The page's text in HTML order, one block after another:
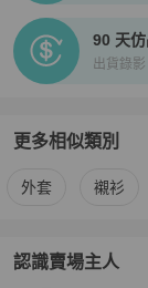
90 天
出貨錄
更多相似類別
更多 Polo Ralph
外套 襯衫
認識賣場主人
PopChill 拍拍圈